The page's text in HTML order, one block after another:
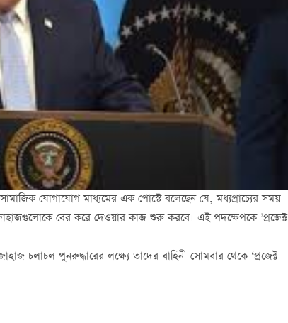
সামাজিক যোগাযোগ মাধ্যমের এক পোস্টে বলেছেন যে, মধ্যপ্রাচ্যের সময়
বের করে দেওয়ার কাজ শুরু করবে। এই পদক্ষেপকে ’প্রজেক্ট
চলাচল পুনরুদ্ধারের লক্ষ্যে তাদের বাহিনী সোমবার থেকে ‘প্রজেক্ট